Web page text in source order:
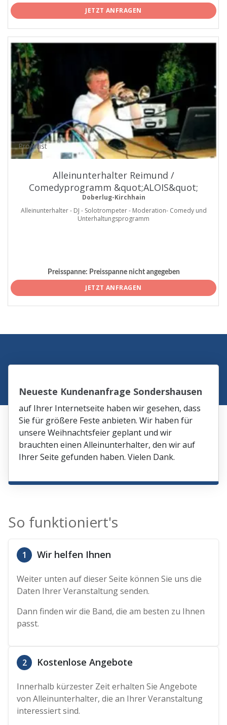
JETZT ANFRAGEN
ProArtist
Alleinunterhalter Reimund /
Comedyprogramm &quot;ALOIS&quot;
Doberlug-Kirchhain
Alleinunterhalter - DJ - Solotrompeter - Moderation- Comedy und
Unterhaltungsprogramm
Preisspanne: Preisspanne nicht angegeben
JETZT ANFRAGEN
Neueste Kundenanfrage Sondershausen
auf Ihrer Internetseite haben wir gesehen, dass
Sie für größere Feste anbieten. Wir haben für
unsere Weihnachtsfeier geplant und wir
brauchten einen Alleinunterhalter, den wir auf
Ihrer Seite gefunden haben. Vielen Dank.
So funktioniert's
1 Wir helfen Ihnen
Weiter unten auf dieser Seite können Sie uns die
Daten Ihrer Veranstaltung senden.
Dann finden wir die Band, die am besten zu Ihnen
passt.
2 Kostenlose Angebote
Innerhalb kürzester Zeit erhalten Sie Angebote
von Alleinunterhalter, die an Ihrer Veranstaltung
interessiert sind.